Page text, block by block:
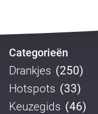
Categorieën
Drankjes (250)
Hotspots (33)
Keuzegids (46)